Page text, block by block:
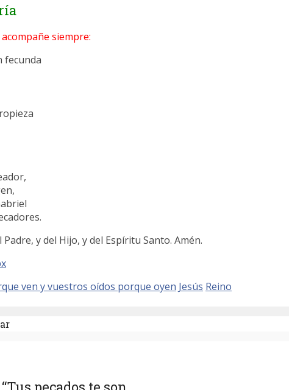
siempre:
fecunda
y del Hijo, y del Espíritu Santo. Amén.
ven y vuestros oídos porque oyen Jesús Reino